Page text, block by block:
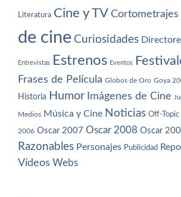
Literatura Cine y TV Cortometrajes
de cine Curiosidades
Entrevistas Estrenos Eventos
Frases de Película Globos de Oro Goya
Historia Humor Imágenes de Cine
Medios Música y Cine Noticias Off-Topic
2006 Oscar 2007 Oscar 2008 Oscar
Razonables Personajes Publicidad
Vídeos Webs